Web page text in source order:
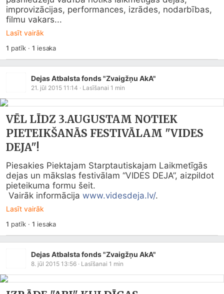
improvizācijas, performances, izrādes, nodarbības,
filmu vakars...
Lasīt vairāk
1 patīk ·1 iesaka
Dejas Atbalsta fonds "Zvaigžņu AkA"
21. jūl 2015 11:14 · Lasīšanai 1 min
VĒL LĪDZ 3.AUGUSTAM NOTIEK
PIETEIKŠANĀS FESTIVĀLAM "VIDES
DEJA"!
Piesakies Piektajam Starptautiskajam Laikmetīgās
dejas un mākslas festivālam “VIDES DEJA”, aizpildot
pieteikuma formu šeit.
Vairāk informācija www.videsdeja.lv/.
Lasīt vairāk
1 patīk ·1 iesaka
Dejas Atbalsta fonds "Zvaigžņu AkA"
8. jūl 2015 13:56 · Lasīšanai 1 min